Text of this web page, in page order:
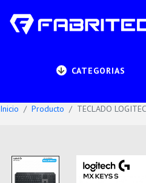
CATEGORIAS
Inicio Producto TECLADO